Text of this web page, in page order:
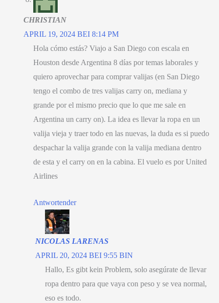
CHRISTIAN
APRIL 19, 2024 BEI 8:14 PM
Hola cómo estás? Viajo a San Diego con escala en
Houston desde Argentina 8 días por temas laborales y
quiero aprovechar para comprar valijas (en San Diego
tengo el combo de tres valijas carry on, mediana y
grande por el mismo precio que lo que me sale en
Argentina un carry on). La idea es llevar la ropa en un
valija vieja y traer todo en las nuevas, la duda es si puedo
despachar la valija grande con la valija mediana dentro
de esta y el carry on en la cabina. El vuelo es por United
Airlines
Antwortender
NICOLAS LARENAS
APRIL 20, 2024 BEI 9:55 BIN
Hallo, Es gibt kein Problem, solo asegúrate de llevar
ropa dentro para que vaya con peso y se vea normal,
eso es todo.